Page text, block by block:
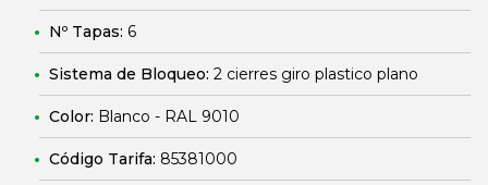
Nº Tapas: 6
Sistema de Bloqueo: 2 cierres giro plastico plano
Color: Blanco - RAL 9010
Código Tarifa: 85381000